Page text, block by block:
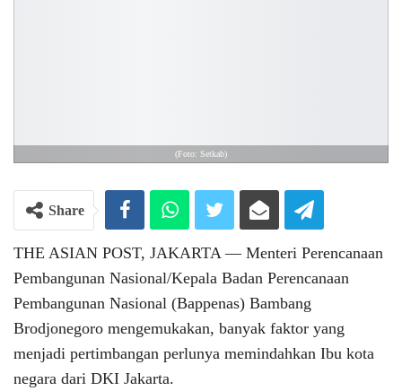
(Foto: Setkab)
Share
THE ASIAN POST, JAKARTA ― Menteri Perencanaan
Pembangunan Nasional/Kepala Badan Perencanaan
Pembangunan Nasional (Bappenas) Bambang
Brodjonegoro mengemukakan, banyak faktor yang
menjadi pertimbangan perlunya memindahkan Ibu kota
negara dari DKI Jakarta.